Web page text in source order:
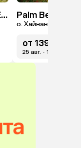
Sherwood Exclusive Kemer (Ex. Sherwood Club Kemer) Palm Beach
о. Хайнань, Китай
от 139 672 ₽
25 авг. - 1 сент., 7